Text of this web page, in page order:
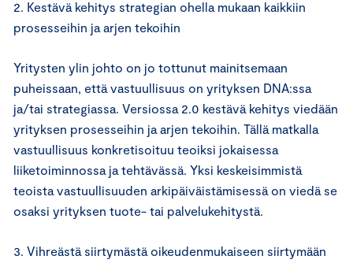
2. Kestävä kehitys strategian ohella mukaan kaikkiin
prosesseihin ja arjen tekoihin
Yritysten ylin johto on jo tottunut mainitsemaan
puheissaan, että vastuullisuus on yrityksen DNA:ssa
ja/tai strategiassa. Versiossa 2.0 kestävä kehitys viedään
yrityksen prosesseihin ja arjen tekoihin. Tällä matkalla
vastuullisuus konkretisoituu teoiksi jokaisessa
liiketoiminnossa ja tehtävässä. Yksi keskeisimmistä
teoista vastuullisuuden arkipäiväistämisessä on viedä se
osaksi yrityksen tuote- tai palvelukehitystä.
3. Vihreästä siirtymästä oikeudenmukaiseen siirtymään